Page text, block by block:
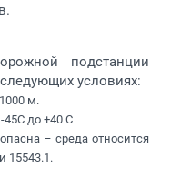
подстанции
условиях:
м.
до +40 C
– среда относится
15543.1.